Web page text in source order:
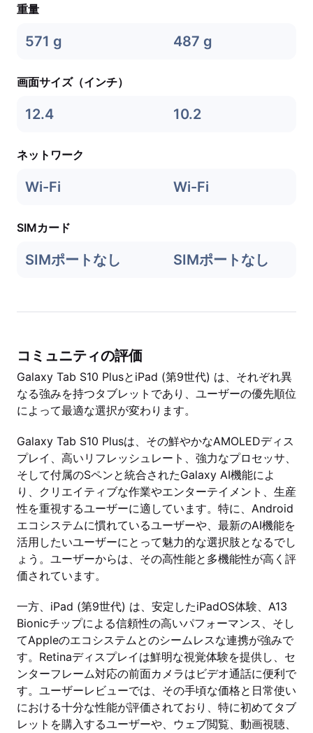
重量
571 g 487 g
画面サイズ（インチ）
12.4 10.2
ネットワーク
Wi-Fi Wi-Fi
SIMカード
SIMポートなし SIMポートなし
コミュニティの評価
Galaxy Tab S10 PlusとiPad (第9世代) は、それぞれ異
なる強みを持つタブレットであり、ユーザーの優先順位
によって最適な選択が変わります。
Galaxy Tab S10 Plusは、その鮮やかなAMOLEDディス
プレイ、高いリフレッシュレート、強力なプロセッサ、
そして付属のSペンと統合されたGalaxy AI機能によ
り、クリエイティブな作業やエンターテイメント、生産
性を重視するユーザーに適しています。特に、Android
エコシステムに慣れているユーザーや、最新のAI機能を
活用したいユーザーにとって魅力的な選択肢となるでし
ょう。ユーザーからは、その高性能と多機能性が高く評
価されています。
一方、iPad (第9世代) は、安定したiPadOS体験、A13
Bionicチップによる信頼性の高いパフォーマンス、そし
てAppleのエコシステムとのシームレスな連携が強みで
す。Retinaディスプレイは鮮明な視覚体験を提供し、セ
ンターフレーム対応の前面カメラはビデオ通話に便利で
す。ユーザーレビューでは、その手頃な価格と日常使い
における十分な性能が評価されており、特に初めてタブ
レットを購入するユーザーや、ウェブ閲覧、動画視聴、